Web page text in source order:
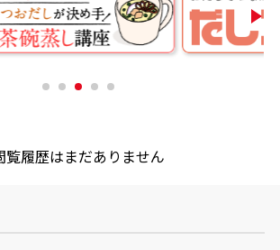
覧履歴はまだありません